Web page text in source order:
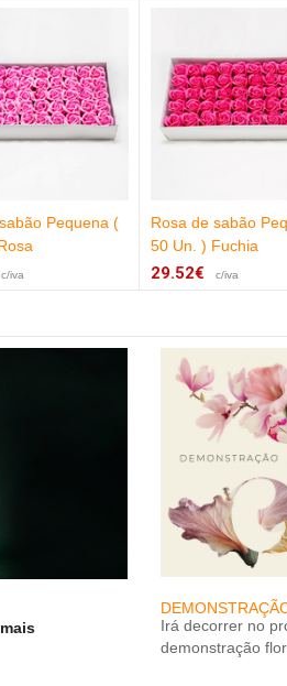
Pequena (
c/iva
Rosa de sabão
50 Un. ) Fuchia
29.52€ c/iva
Irá decorrer no
demonstração